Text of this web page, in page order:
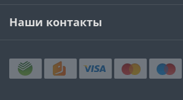
Наши контакты